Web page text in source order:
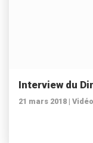
Interview du
21 mars 2018 |